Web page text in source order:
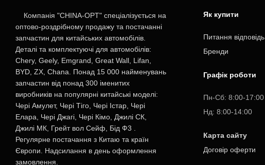
Компанія "CHINA-OPT" спеціалізується на
оптово-роздрібному продажу та постачанні
запчастин для китайських автомобілів.
Деталі та комплектуючі для автомобілів:
Chery, Geely, Emgrand, Great Wall, Lifan,
BYD, ZX, Chana. Понад 15 000 найменувань
запчастин від понад 300 іменитих
виробників на популярні китайські моделі:
Чері Амулет, Чері Тіго, Чері Істар, Чері
Елара, Чері Джагі, Чері Кімо, Джилі СК,
Джилі МК, Грейт вол Сейф, Бід Ф3 .
Регулярне постачання з Китаю та країн
Європи. Надсилання в день оформлення
замовлення.
Як купити
Питання відповідь
Бренди
Графік роботи
Пн-Cб: 8:00-17:00
Нд: 8:00-14:00
Карта сайту
Договір оферти